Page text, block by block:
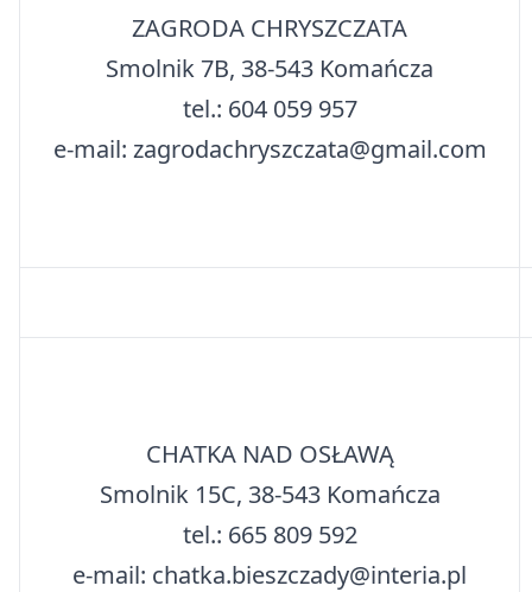
ZAGRODA CHRYSZCZATA
Smolnik 7B, 38-543 Komańcza
tel.: 604 059 957
e-mail: zagrodachryszczata@gmail.com
CHATKA NAD OSŁAWĄ
Smolnik 15C, 38-543 Komańcza
tel.: 665 809 592
e-mail: chatka.bieszczady@interia.pl